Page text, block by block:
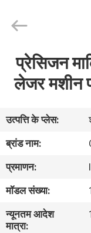
घर
वीआर
शो
हमारे
बारे
Technology
Reserved.प्रेसिजन
लेजर मशीन
उत्पत्ति के प्लेस:
ब्रांड नाम:
प्रमाणन:
मॉडल संख्या:
न्यूनतम आदेश
मात्रा: